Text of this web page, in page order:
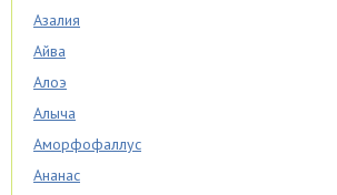
Азалия
Айва
Алоэ
Алыча
Аморфофаллус
Ананас